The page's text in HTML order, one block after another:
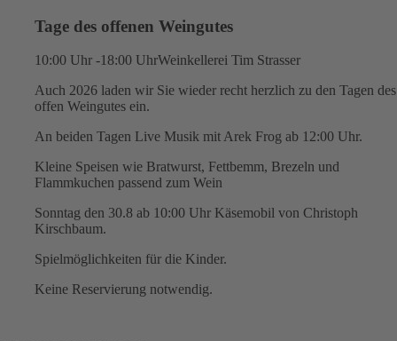
Tage des offenen Weingutes
10:00 Uhr -18:00 UhrWeinkellerei Tim Strasser
Auch 2026 laden wir Sie wieder recht herzlich zu den Tagen des
offen Weingutes ein.
An beiden Tagen Live Musik mit Arek Frog ab 12:00 Uhr.
Kleine Speisen wie Bratwurst, Fettbemm, Brezeln und
Flammkuchen passend zum Wein
Sonntag den 30.8 ab 10:00 Uhr Käsemobil von Christoph
Kirschbaum.
Spielmöglichkeiten für die Kinder.
Keine Reservierung notwendig.